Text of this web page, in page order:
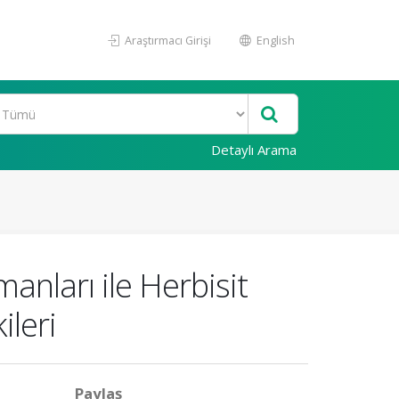
Araştırmacı Girişi English
Detaylı Arama
ile Herbisit
Paylaş